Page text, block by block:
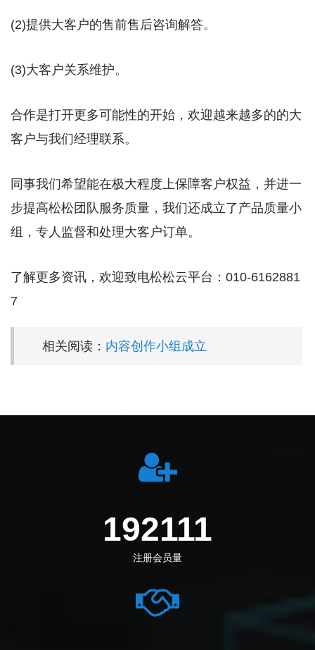
(2)提供大客户的售前售后咨询解答。
(3)大客户关系维护。
合作是打开更多可能性的开始，欢迎越来越多的的大
客户与我们经理联系。
同事我们希望能在极大程度上保障客户权益，并进一
步提高松松团队服务质量，我们还成立了产品质量小
组，专人监督和处理大客户订单。
了解更多资讯，欢迎致电松松云平台：010-6162881
7
相关阅读： 内容创作小组成立
212694
注册会员量